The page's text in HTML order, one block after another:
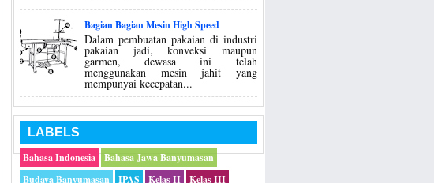
Bagian Bagian Mesin High Speed
Dalam pembuatan pakaian di industri
pakaian jadi, konveksi maupun
garmen, dewasa ini telah
menggunakan mesin jahit yang
mempunyai kecepatan...
LABELS
Bahasa Indonesia
Bahasa Jawa Banyumasan
Budaya Banyumasan
IPAS Kelas II
Kelas III